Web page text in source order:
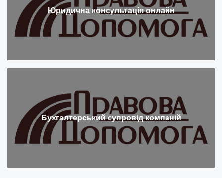
Юридична консультація онлайн
Бухгалтерський супровід компаній